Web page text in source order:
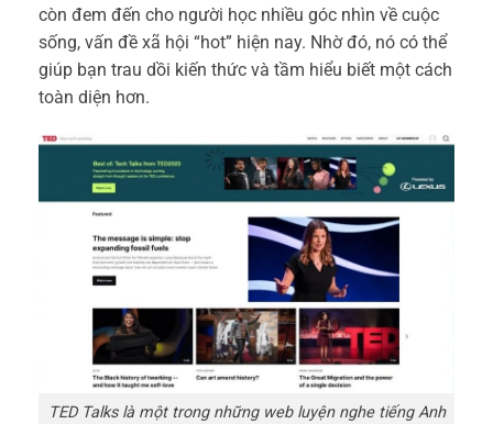
còn đem đến cho người học nhiều góc nhìn về cuộc
sống, vấn đề xã hội “hot” hiện nay. Nhờ đó, nó có thể
giúp bạn trau dồi kiến thức và tầm hiểu biết một cách
toàn diện hơn.
TED Talks là một trong những web luyện nghe tiếng Anh